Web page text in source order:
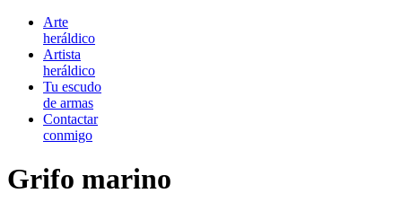
Arte
heráldico
Artista
heráldico
Tu escudo
de armas
Contactar
conmigo
Grifo marino